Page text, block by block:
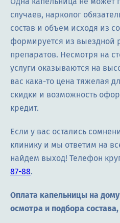
случаев, нарколог
состав и объем исходя из
формируется из выездной
препаратов. Несмотря на
услуги оказываются на
вас кака-то цена тяжелая
скидки и возможность
кредит.
Если у вас остались
клинику и мы ответим на
найдем выход! Телефон
87-88.
Оплата капельницы на
осмотра и подбора